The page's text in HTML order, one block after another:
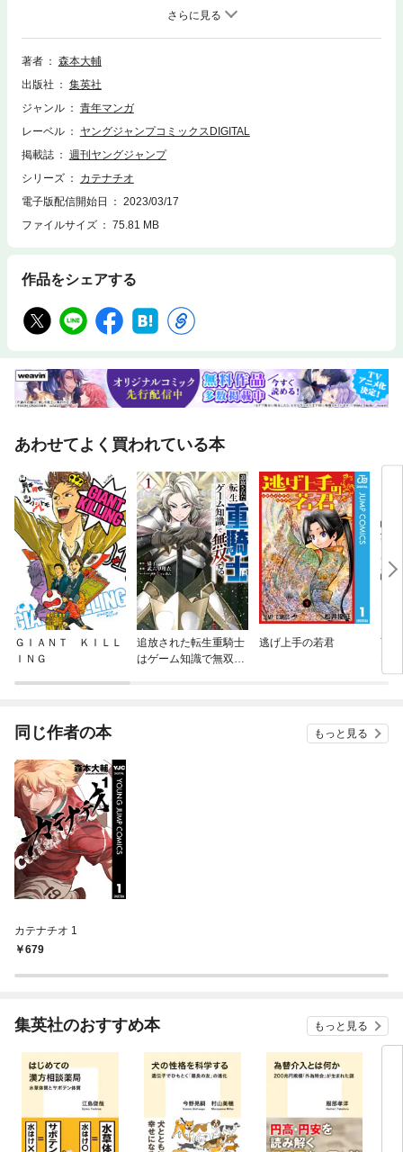
プロ入りを目指しスカウトの目に留まるため奮闘をするが―…。勝利への
執念が紡ぐ焦熱フットボール譚 キックオフ!!
著者
森本大輔
出版社
集英社
ジャンル
青年マンガ
レーベル
ヤングジャンプコミックスDIGITAL
掲載誌
週刊ヤングジャンプ
シリーズ
カテナチオ
電子版配信開始日
2023/03/17
ファイルサイズ
75.81 MB
作品をシェアする
あわせてよく買われている本
ＧＩＡＮＴ ＫＩＬＬ
ＩＮＧ
追放された転生重騎士
はゲーム知識で無双す
逃げ上手の若君
育
な
解
る
同じ作者の本 もっと見る
カテナチオ 1
679
集英社のおすすめ本 もっと見る